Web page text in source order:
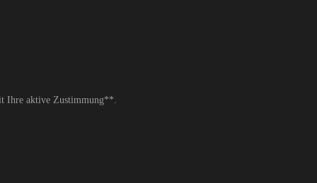
Ihre aktive Zustimmung**.